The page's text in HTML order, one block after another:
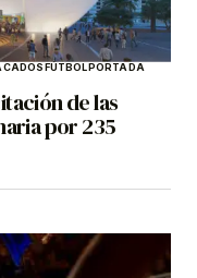
FÚTBOLPORTADA
de las
por 235